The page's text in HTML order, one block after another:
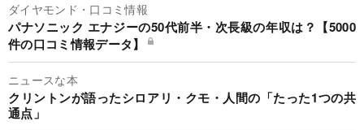
ダイヤモンド・口コミ情報
パナソニック エナジーの50代前半・次長級の年収は？【5000
件の口コミ情報データ】
ニュースな本
クリントンが語ったシロアリ・クモ・人間の「たった1つの共
通点」